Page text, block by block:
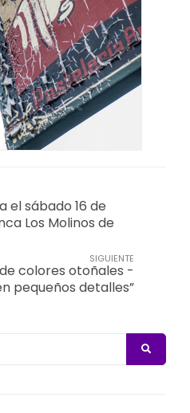
el sábado 16 de
Los Molinos de
SIGUIENTE
colores otoñales -
pequeños detalles”